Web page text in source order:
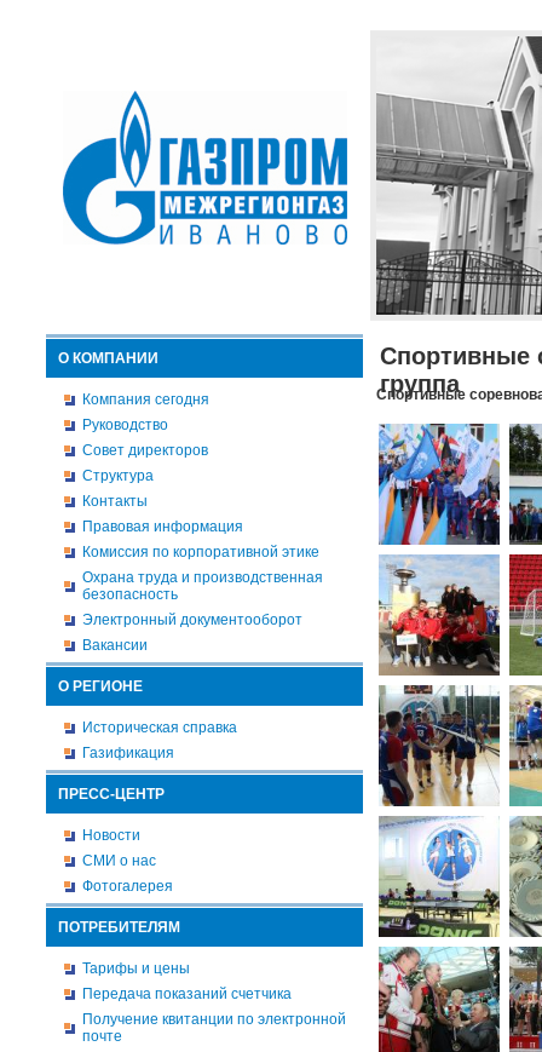
О КОМПАНИИ
Компания сегодня
Руководство
Совет директоров
Структура
Контакты
Правовая информация
Комиссия по корпоративной этике
Охрана труда и производственная
безопасность
Электронный документооборот
Вакансии
О РЕГИОНЕ
Историческая справка
Газификация
ПРЕСС-ЦЕНТР
Новости
СМИ о нас
Фотогалерея
ПОТРЕБИТЕЛЯМ
Тарифы и цены
Передача показаний счетчика
Получение квитанции по электронной
почте
Спортивные
группа
Спортивные